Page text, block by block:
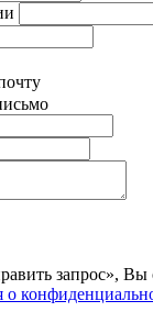
запрос», Вы
о